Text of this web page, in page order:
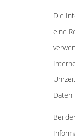
Die
eine
Daten
Bei